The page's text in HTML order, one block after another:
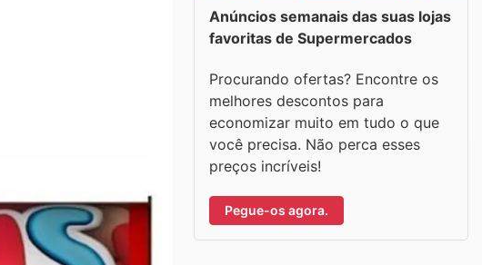
Anúncios semanais das suas lojas
favoritas de Supermercados
Procurando ofertas? Encontre os
melhores descontos para
economizar muito em tudo o que
você precisa. Não perca esses
preços incríveis!
Pegue-os agora.